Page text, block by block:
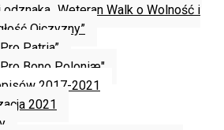
„Weteran Walk o Wolność i
Ojczyzny”
Patria”
Bono Poloniæ"
2017-2021
2021